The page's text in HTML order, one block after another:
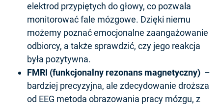
elektrod przypiętych do głowy, co pozwala
monitorować fale mózgowe. Dzięki niemu
możemy poznać emocjonalne zaangażowanie
odbiorcy, a także sprawdzić, czy jego reakcja
była pozytywna.
FMRI (funkcjonalny rezonans magnetyczny) –
bardziej precyzyjna, ale zdecydowanie droższa
od EEG metoda obrazowania pracy mózgu, z